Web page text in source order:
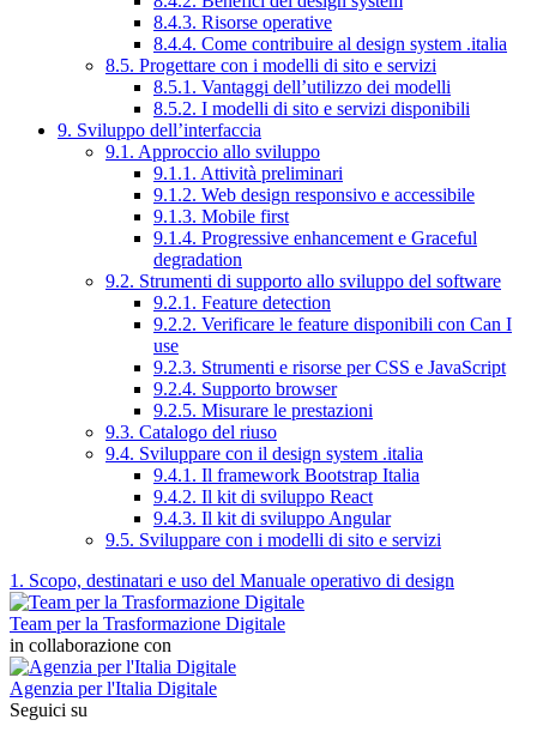
8.4.3. Risorse operative
8.4.4. Come contribuire al design system .italia
8.5. Progettare con i modelli di sito e servizi
8.5.1. Vantaggi dell’utilizzo dei modelli
8.5.2. I modelli di sito e servizi disponibili
9. Sviluppo dell’interfaccia
9.1. Approccio allo sviluppo
9.1.1. Attività preliminari
9.1.2. Web design responsivo e accessibile
9.1.3. Mobile first
9.1.4. Progressive enhancement e Graceful
degradation
9.2. Strumenti di supporto allo sviluppo del software
9.2.1. Feature detection
9.2.2. Verificare le feature disponibili con Can I
use
9.2.3. Strumenti e risorse per CSS e JavaScript
9.2.4. Supporto browser
9.2.5. Misurare le prestazioni
9.3. Catalogo del riuso
9.4. Sviluppare con il design system .italia
9.4.1. Il framework Bootstrap Italia
9.4.2. Il kit di sviluppo React
9.4.3. Il kit di sviluppo Angular
9.5. Sviluppare con i modelli di sito e servizi
1. Scopo, destinatari e uso del Manuale operativo di design
Team per la Trasformazione Digitale
in collaborazione con
Agenzia per l'Italia Digitale
Seguici su